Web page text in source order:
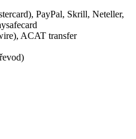
PayPal, Skrill, Neteller,
ACAT transfer